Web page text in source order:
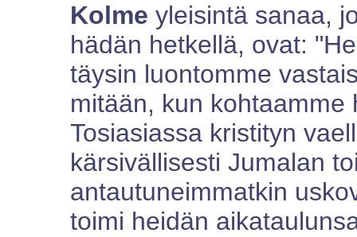
Kolme yleisintä sanaa,
hädän hetkellä, ovat:
täysin luontomme
mitään, kun
Tosiasiassa kristityn
kärsivällisesti Jumalan
antautuneimmatkin
toimi heidän